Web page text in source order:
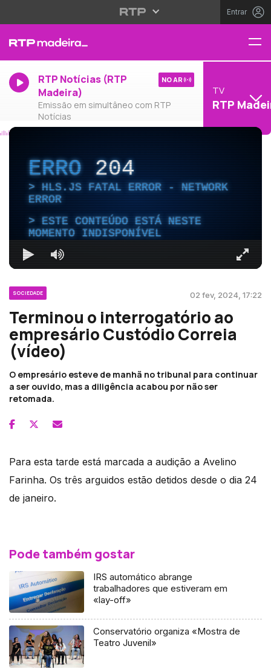
Entrar
RTP Notícias (RTP
Madeira)
Emissão em simultâneo com RTP
Notícias
NO AR
TV
RTP
ERRO204
HLS.JS FATAL ERROR - NETWORK
ERROR
ESTE CONTEÚDO ESTÁ NESTE
MOMENTO INDISPONÍVEL
SOCIEDADE 02 fev, 2024, 17:22
Terminou o interrogatório ao
empresário Custódio Correia
(vídeo)
O empresário esteve de manhã no tribunal para continuar
a ser ouvido, mas a diligência acabou por não ser
retomada.
Para esta tarde está marcada a audição a Avelino
Farinha. Os três arguidos estão detidos desde o dia 24
de janeiro.
Pode também gostar
IRS automático abrange
trabalhadores que estiveram em
«lay-off»
Conservatório organiza «Mostra de
Teatro Juvenil»